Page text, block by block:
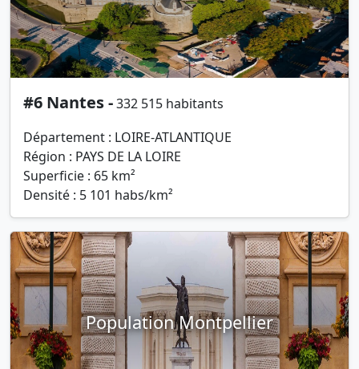
#6 Nantes -332 515 habitants
Département : LOIRE-ATLANTIQUE
Région : PAYS DE LA LOIRE
Superficie : 65 km²
Densité : 5 101 habs/km²
Population Montpellier